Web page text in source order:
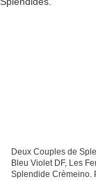
Deux Couples de
Bleu Violet DF, Les
Splendide Crèmeino.